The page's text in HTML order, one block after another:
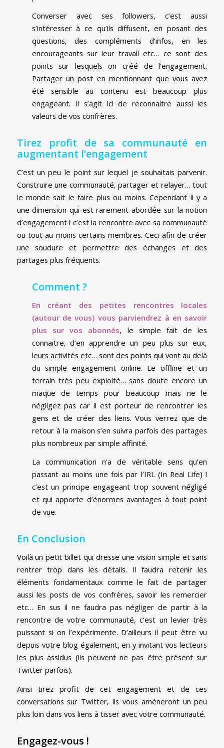
Converser avec ses followers, c’est aussi
s’intéresser à ce qu’ils diffusent, en posant des
questions, des compléments d’infos, en les
encourageants sur leur travail etc… ce sont des
points sur lesquels on créé de l’engagement.
Partager un post en mentionnant que vous avez
été sensible au contenu est beaucoup plus
engageant. Il s’agit ici de reconnaitre aussi les
valeurs de vos confrères.
Tirez profit de sa communauté en
augmentant l’engagement
C’est un peu le point sur lequel je souhaitais parvenir.
Construire une communauté, partager et relayer… tout
le monde sait le faire plus ou moins. Cependant il y a
une dimension qui est rarement abordée sur la notion
d’engagement ! c’est la rencontre avec sa communauté
ou tout au moins certains membres. Ceci afin de créer
une soudure et permettre des échanges et des
partages plus fréquents.
Comment ?
En créant des petites rencontres locales
(autour de vous) vous parviendrez à en savoir
plus sur vos abonnés, le simple fait de les
connaitre, d’en apprendre un peu plus sur eux,
leurs activités etc… sont des points qui vont au delà
du simple engagement online. Le offline et un
terrain très peu exploité… sans doute encore un
maque de temps pour beaucoup mais ne le
négligez pas car il est porteur de rencontrer les
gens et de créer des liens. Vous verrez que de
retour à la maison s’en suivra parfois des partages
plus nombreux par simple affinité.
La communication n’a de véritable sens qu’en
passant au moins une fois par l’IRL (In Real Life) !
c’est un principe engageant trop souvent négligé
et qui apporte d’énormes avantages à tout point
de vue.
En Conclusion
Voilà un petit billet qui dresse une vision simple et sans
rentrer trop dans les détails. Il faudra retenir les
éléments fondamentaux comme le fait de partager
aussi les posts de vos confrères, savoir les remercier
etc… En sus il ne faudra pas négliger de partir à la
rencontre de votre communauté, c’est un levier très
puissant si on l’expérimente. D’ailleurs il peut être vu
depuis votre blog également, en y invitant vos lecteurs
les plus assidus (ils peuvent ne pas être présent sur
Twitter parfois).
Ainsi tirez profit de cet engagement et de ces
conversations sur Twitter, ils vous amèneront un peu
plus loin dans vos liens à tisser avec votre communauté.
Engagez-vous !